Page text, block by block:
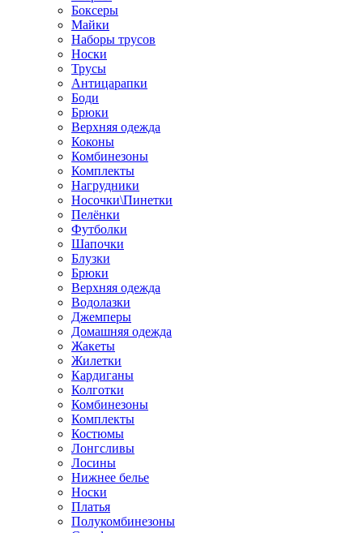
Боксеры
Майки
Наборы трусов
Носки
Трусы
Антицарапки
Боди
Брюки
Верхняя одежда
Коконы
Комбинезоны
Комплекты
Нагрудники
Носочки\Пинетки
Пелёнки
Футболки
Шапочки
Блузки
Брюки
Верхняя одежда
Водолазки
Джемперы
Домашняя одежда
Жакеты
Жилетки
Кардиганы
Колготки
Комбинезоны
Комплекты
Костюмы
Лонгсливы
Лосины
Нижнее белье
Носки
Платья
Полукомбинезоны